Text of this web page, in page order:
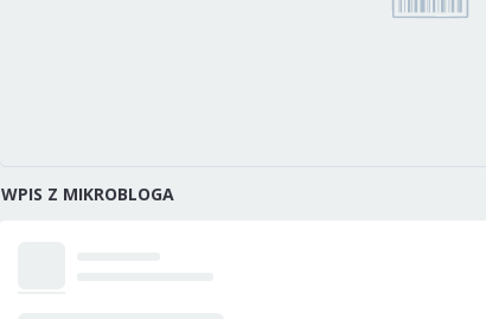
WPIS Z MIKROBLOGA